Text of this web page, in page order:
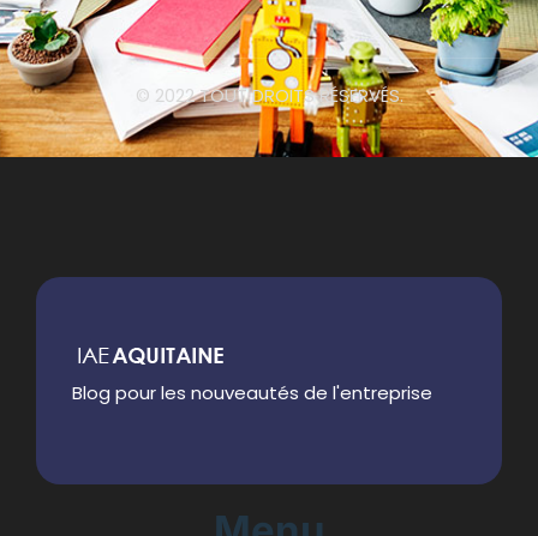
© 2022 TOUT DROITS RÉSERVÉS.
Blog pour les nouveautés de l'entreprise